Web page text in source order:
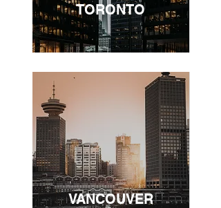
TORONTO
VANCOUVER